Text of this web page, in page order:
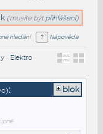
(musíte být přihlášeni)
hledání Nápověda
• Elektro•
: blok